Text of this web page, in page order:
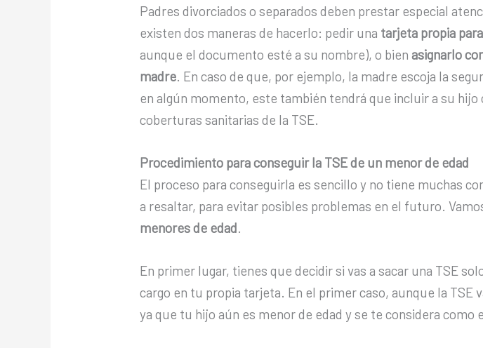
Padres divorciados o separados deben prestar especial
existen dos maneras de hacerlo: pedir una tarjeta propia
aunque el documento esté a su nombre), o bien asignarlo
madre. En caso de que, por ejemplo, la madre escoja la
en algún momento, este también tendrá que incluir a su
coberturas sanitarias de la TSE.
Procedimiento para conseguir la TSE de un menor de edad
El proceso para conseguirla es sencillo y no tiene muchas
a resaltar, para evitar posibles problemas en el futuro.
menores de edad.
En primer lugar, tienes que decidir si vas a sacar una TSE
cargo en tu propia tarjeta. En el primer caso, aunque la
ya que tu hijo aún es menor de edad y se te considera como